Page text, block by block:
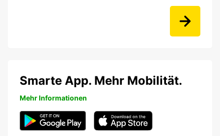
Smarte App. Mehr Mobilität.
Mehr Informationen